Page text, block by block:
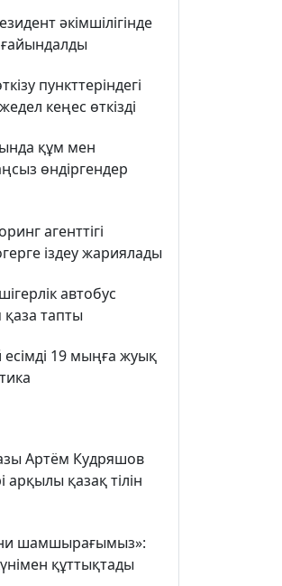
әкімшілігінде
пункттеріндегі
кеңес өткізді
құм мен
өндіргендер
агенттігі
іздеу жариялады
автобус
тапты
19 мыңға жуық
Артём Кудряшов
қазақ тілін
шамшырағымыз»:
құттықтады